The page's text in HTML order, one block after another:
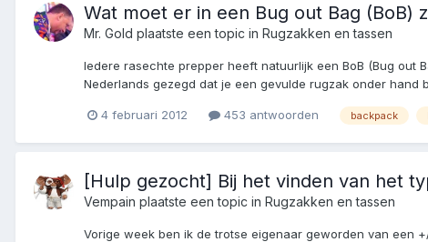
Wat moet er in een Bug out Bag (BoB)
Mr. Gold plaatste een topic in Rugzakken en tassen
Iedere rasechte prepper heeft natuurlijk een BoB (Bug out
Nederlands gezegd dat je een gevulde rugzak onder hand
4 februari 2012 453 antwoorden backpack
[Hulp gezocht] Bij het vinden van het
Vempain plaatste een topic in Rugzakken en tassen
Vorige week ben ik de trotse eigenaar geworden van een